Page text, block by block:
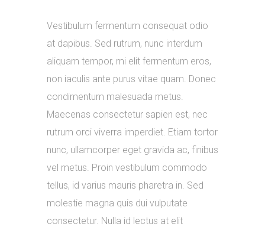
Vestibulum fermentum consequat odio
at dapibus. Sed rutrum, nunc interdum
aliquam tempor, mi elit fermentum eros,
non iaculis ante purus vitae quam. Donec
condimentum malesuada metus.
Maecenas consectetur sapien est, nec
rutrum orci viverra imperdiet. Etiam tortor
nunc, ullamcorper eget gravida ac, finibus
vel metus. Proin vestibulum commodo
tellus, id varius mauris pharetra in. Sed
molestie magna quis dui vulputate
consectetur. Nulla id lectus at elit